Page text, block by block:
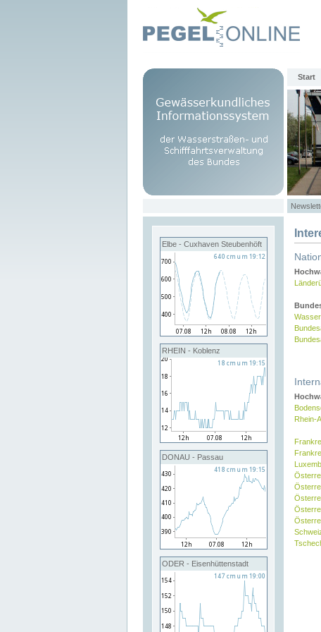
Start
Elbe - Cuxhaven Steubenhöft
RHEIN - Koblenz
DONAU - Passau
ODER - Eisenhüttenstadt
Rhein-